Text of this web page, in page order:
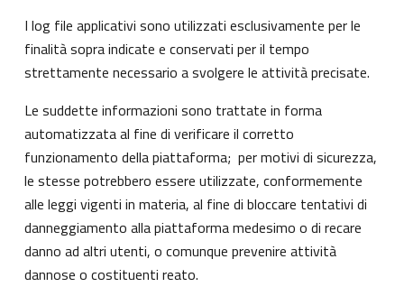
I log file applicativi sono utilizzati esclusivamente per le
finalità sopra indicate e conservati per il tempo
strettamente necessario a svolgere le attività precisate.
Le suddette informazioni sono trattate in forma
automatizzata al fine di verificare il corretto
funzionamento della piattaforma; per motivi di sicurezza,
le stesse potrebbero essere utilizzate, conformemente
alle leggi vigenti in materia, al fine di bloccare tentativi di
danneggiamento alla piattaforma medesimo o di recare
danno ad altri utenti, o comunque prevenire attività
dannose o costituenti reato.